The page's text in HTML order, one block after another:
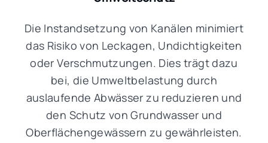
Die Instandsetzung von Kanälen minimiert
das Risiko von Leckagen, Undichtigkeiten
oder Verschmutzungen. Dies trägt dazu
bei, die Umweltbelastung durch
auslaufende Abwässer zu reduzieren und
den Schutz von Grundwasser und
Oberflächengewässern zu gewährleisten.